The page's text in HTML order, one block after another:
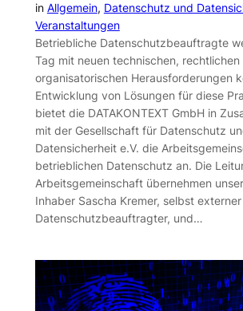
in Allgemein, Datenschutz und
Veranstaltungen
Betriebliche Datenschutzbeauftragte
Tag mit neuen technischen, rechtlichen
organisatorischen Herausforderungen
Entwicklung von Lösungen für diese
bietet die DATAKONTEXT GmbH in
mit der Gesellschaft für Datenschutz
Datensicherheit e.V. die
betrieblichen Datenschutz an. Die
Arbeitsgemeinschaft übernehmen
Inhaber Sascha Kremer, selbst externer
Datenschutzbeauftragter, und…